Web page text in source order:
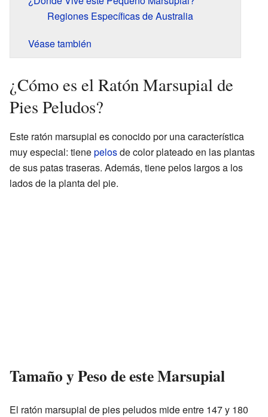
Regiones Específicas de Australia
Véase también
¿Cómo es el Ratón Marsupial de
Pies Peludos?
Este ratón marsupial es conocido por una característica
muy especial: tienepelosde color plateado en las plantas
de sus patas traseras. Además, tiene pelos largos a los
lados de la planta del pie.
Tamaño y Peso de este Marsupial
El ratón marsupial de pies peludos mide entre 147 y 180